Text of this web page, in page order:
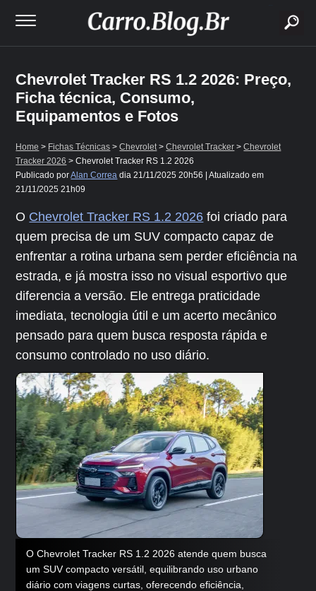
Chevrolet Tracker RS 1.2 2026: Preço,
Ficha técnica, Consumo,
Equipamentos e Fotos
Home > Fichas Técnicas >Chevrolet>Chevrolet Tracker >Chevrolet
Tracker 2026 > Chevrolet Tracker RS 1.2 2026
Publicado porAlan Correa dia21/11/2025 20h56
| Atualizado em
21/11/2025 21h09
O Chevrolet Tracker RS 1.2 2026 foi criado para
quem precisa de um SUV compacto capaz de
enfrentar a rotina urbana sem perder eficiência na
estrada, e já mostra isso no visual esportivo que
diferencia a versão. Ele entrega praticidade
imediata, tecnologia útil e um acerto mecânico
pensado para quem busca resposta rápida e
consumo controlado no uso diário.
O Chevrolet Tracker RS 1.2 2026 atende quem busca
um SUV compacto versátil, equilibrando uso urbano
diário com viagens curtas, oferecendo eficiência,